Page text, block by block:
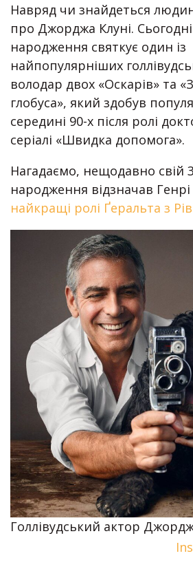
Навряд чи знайдеться
про Джорджа Клуні.
народження святкує один із
найпопулярніших
володар двох «Оскарів» та
глобуса», який здобув
середині 90-х після ролі
серіалі «Швидка допомога».
Нагадаємо, нещодавно свій
народження відзначав Генрі
найкращі ролі Ґеральта з
Голлівудський актор